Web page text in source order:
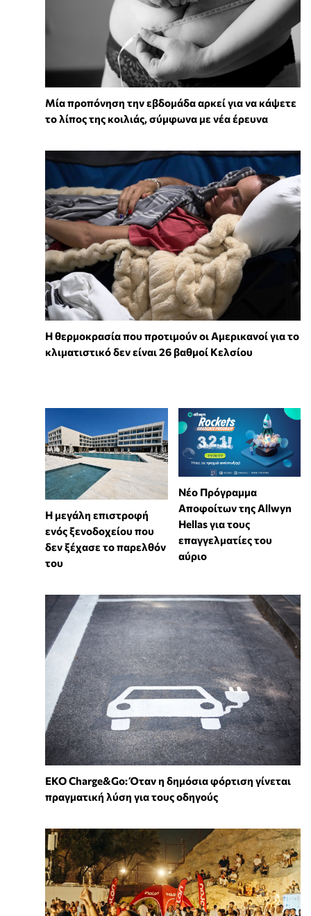
Μία προπόνηση την εβδομάδα αρκεί για να κάψετε
το λίπος της κοιλιάς, σύμφωνα με νέα έρευνα
Η θερμοκρασία που προτιμούν οι Αμερικανοί για το
κλιματιστικό δεν είναι 26 βαθμοί Κελσίου
Η μεγάλη επιστροφή
ενός ξενοδοχείου που
δεν ξέχασε το παρελθόν
του
Νέο Πρόγραμμα
Αποφοίτων της Allwyn
Hellas για τους
επαγγελματίες του
αύριο
EKO Charge&Go: Όταν η δημόσια φόρτιση γίνεται
πραγματική λύση για τους οδηγούς